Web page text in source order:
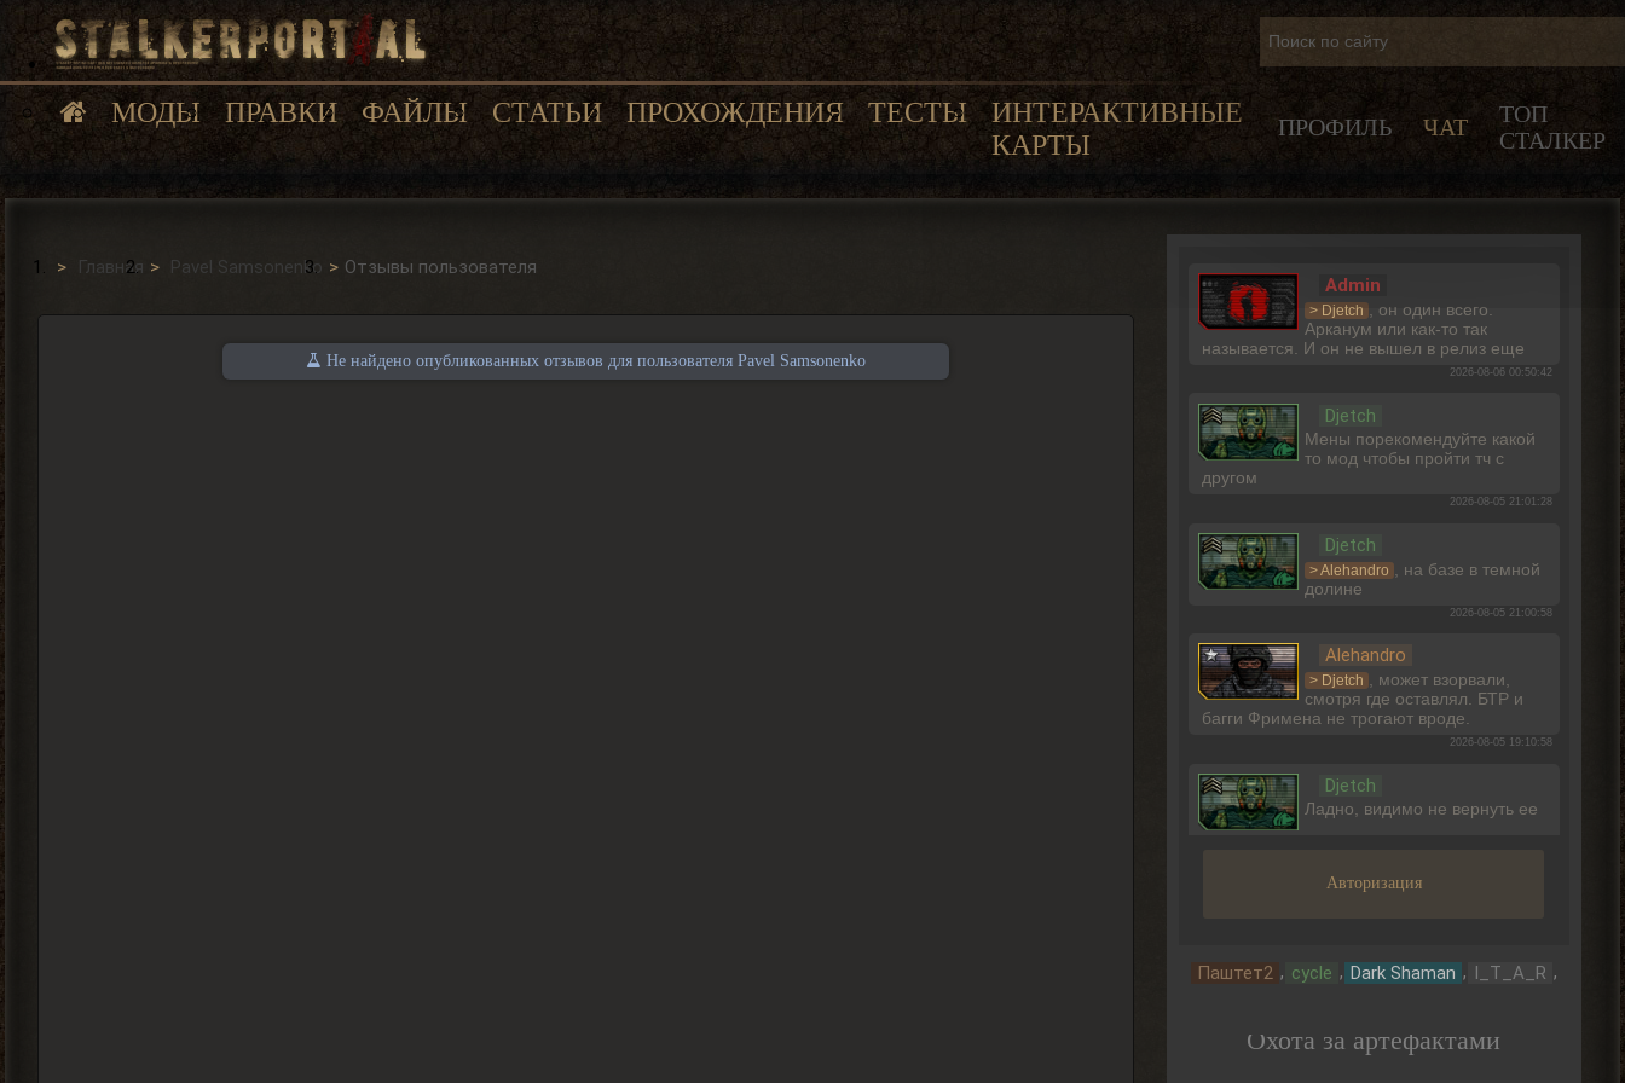
МОДЫ ПРАВКИ ФАЙЛЫ СТАТЬИ ПРОХОЖДЕНИЯ ТЕСТЫ
ИНТЕРАКТИВНЫЕ
КАРТЫ
ПРОФИЛЬ ЧАТ
ТОП
СТАЛКЕР
Главная Pavel Samsonenko Отзывы пользователя
Не найдено опубликованных отзывов для пользователя Pavel Samsonenko
Admin
> Djetch , он один всего.
Арканум или как-то так
называется. И он не вышел в релиз еще
2026-08-06 00:50:42
Djetch
Мены порекомендуйте какой
то мод чтобы пройти тч с
другом
2026-08-05 21:01:28
Djetch
> Alehandro , на базе в темной
долине
2026-08-05 21:00:58
Alehandro
> Djetch , может взорвали,
смотря где оставлял. БТР и
багги Фримена не трогают вроде.
2026-08-05 19:10:58
Djetch
Ладно, видимо не вернуть ее
Djetch
угнали? В солянке
Авторизация
Паштет2 , cycle , Dark Shaman , I_T_A_R ,
Охота за артефактами